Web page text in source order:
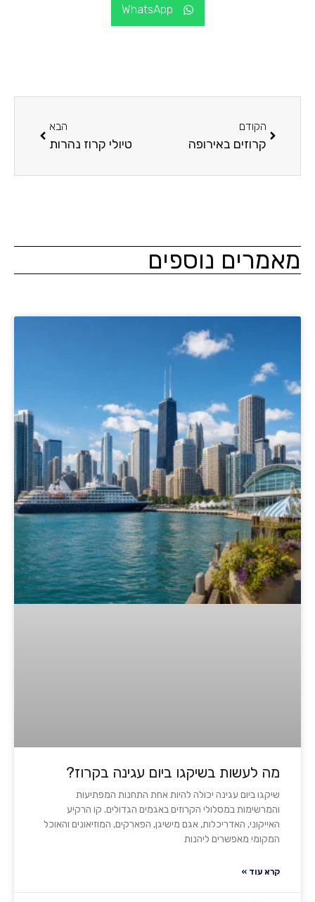
WhatsApp
קרוזים באירופה טיולי קרוז נהרות
נוספים
מה לעשות בשיקגו ביום עגינה בקרוז?
שיקגו ביום עגינה יכולה להיות אחת התחנות המפתיעות
והמרשימות במסלולי הקרוזים באגמים הגדולים. קו הרקיע
האייקוני, האדריכלות, אגם מישיגן, הפארקים, המוזיאונים והאוכל
המקומי מאפשרים ליהנות
קרא עוד »